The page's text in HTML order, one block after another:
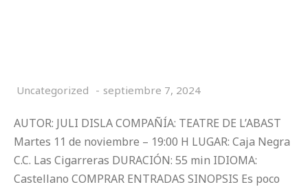
Uncategorized septiembre 7, 2024
AUTOR: JULI DISLA COMPAÑÍA: TEATRE DE L’ABAST
Martes 11 de noviembre – 19:00 H LUGAR: Caja Negra
C.C. Las Cigarreras DURACIÓN: 55 min IDIOMA:
Castellano COMPRAR ENTRADAS SINOPSIS Es poco